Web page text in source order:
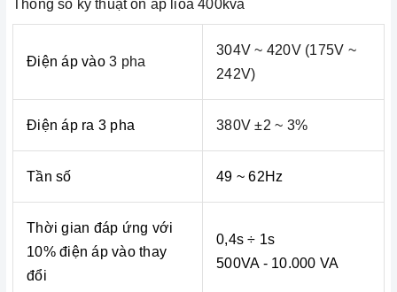
Thông số kỹ thuật ổn áp lioa 400kva
Điện áp vào3 pha
304V ~ 420V (175V ~
242V)
Điện áp ra 3 pha 380V ±2 ~ 3%
Tần số 49 ~ 62Hz
Thời gian đáp ứng với
10% điện áp vào thay
đổi
0,4s ÷ 1s
500VA - 10.000 VA